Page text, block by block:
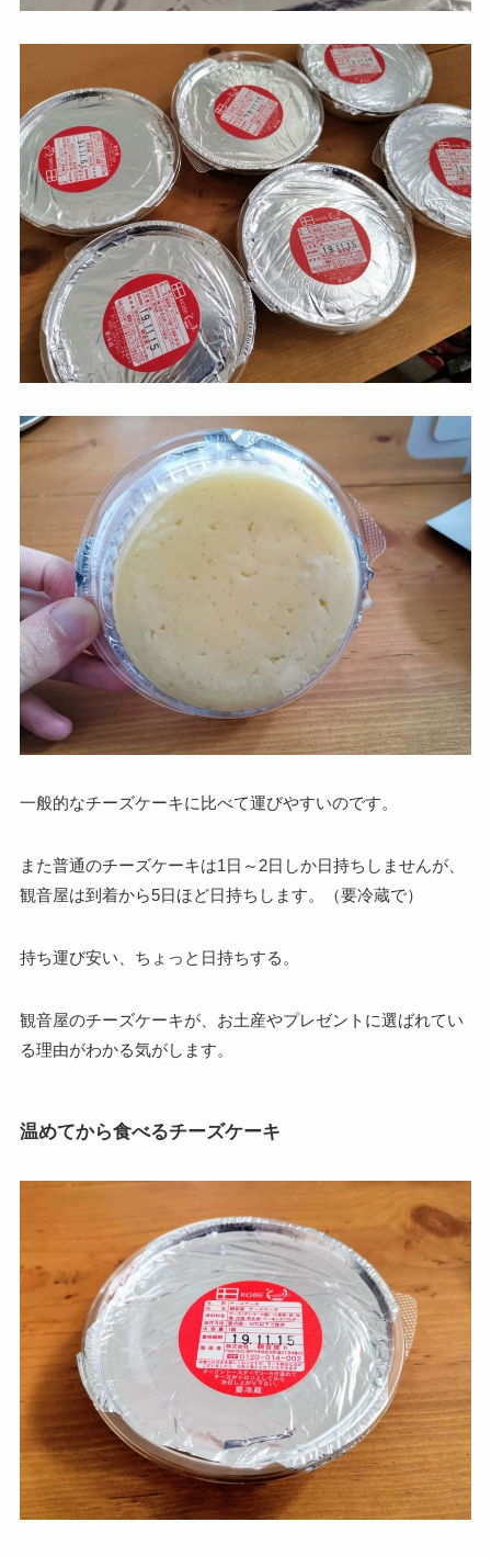
一般的なチーズケーキに比べて運びやすいのです。
また普通のチーズケーキは1日～2日しか日持ちしませんが、
観音屋は到着から5日ほど日持ちします。（要冷蔵で）
持ち運び安い、ちょっと日持ちする。
観音屋のチーズケーキが、お土産やプレゼントに選ばれてい
る理由がわかる気がします。
温めてから食べるチーズケーキ